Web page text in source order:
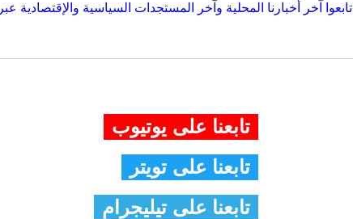
تابعوا آخر أخبارنا المحلية وآخر المستجدات السياسية والإقتصادية عبر Google news
تابعنا على يوتيوب
تابعنا على تويتر
تابعنا على تيليجرام